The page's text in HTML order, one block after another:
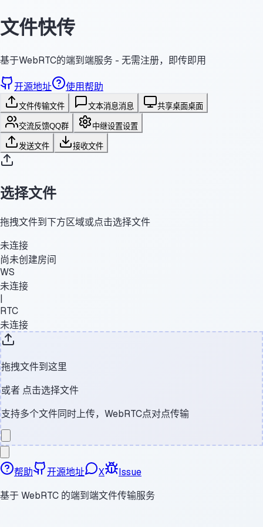
文件快传
基于WebRTC的端到端服务 - 无需注册，即传即用
开源地址 使用帮助
文件传输文件 文本消息消息 共享桌面桌面
交流反馈QQ群 中继设置设置
发送文件 接收文件
选择文件
拖拽文件到下方区域或点击选择文件
未连接
尚未创建房间
WS
未连接
|
RTC
未连接
拖拽文件到这里
或者 点击选择文件
支持多个文件同时上传，WebRTC点对点传输
帮助 开源地址 X
Issue
基于 WebRTC 的端到端文件传输服务